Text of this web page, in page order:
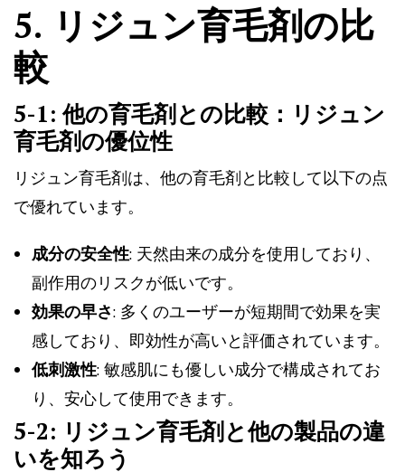
5. リジュン育毛剤の比
較
5-1: 他の育毛剤との比較：リジュン
育毛剤の優位性
リジュン育毛剤は、他の育毛剤と比較して以下の点
で優れています。
成分の安全性: 天然由来の成分を使用しており、
副作用のリスクが低いです。
効果の早さ: 多くのユーザーが短期間で効果を実
感しており、即効性が高いと評価されています。
低刺激性: 敏感肌にも優しい成分で構成されてお
り、安心して使用できます。
5-2: リジュン育毛剤と他の製品の違
いを知ろう